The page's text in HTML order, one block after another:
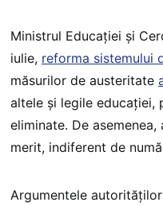
Ministrul Educației și
iulie, reforma sistemului
măsurilor de austeritate
altele și legile educației,
eliminate. De
merit, indiferent de
Argumentele